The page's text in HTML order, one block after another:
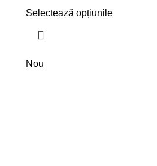
Selectează opțiunile
Nou